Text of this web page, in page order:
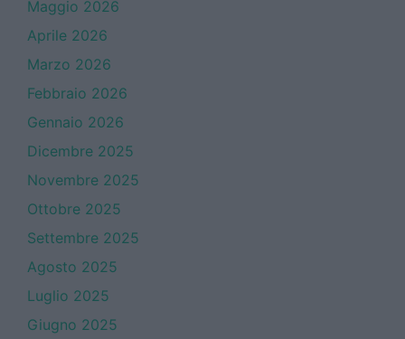
Maggio 2026
Aprile 2026
Marzo 2026
Febbraio 2026
Gennaio 2026
Dicembre 2025
Novembre 2025
Ottobre 2025
Settembre 2025
Agosto 2025
Luglio 2025
Giugno 2025